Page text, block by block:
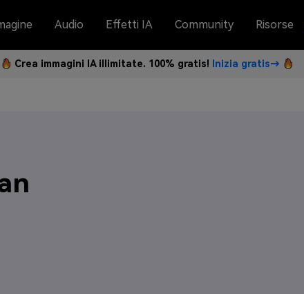
Audio Effetti IA Community Risorse
Crea immagini IA illimitate. 100% gratis! Inizia gratis→